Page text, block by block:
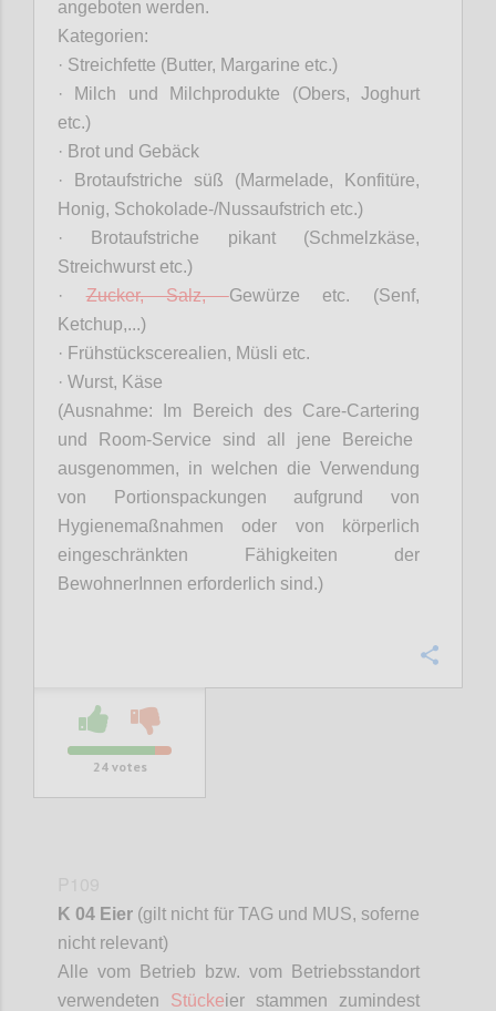
angeboten werden.
Kategorien:
· Streichfette (Butter, Margarine etc.)
· Milch und Milchprodukte (Obers, Joghurt
etc.)
· Brot und Gebäck
· Brotaufstriche süß (Marmelade, Konfitüre,
Honig, Schokolade-/Nussaufstrich etc.)
· Brotaufstriche pikant (Schmelzkäse,
Streichwurst etc.)
·Zucker, Salz,Gewürze etc. (Senf,
Ketchup,...)
· Frühstückscerealien, Müsli etc.
· Wurst, Käse
(Ausnahme: Im Bereich des Care-Cartering
und
Room-Service sind all jene Bereiche
ausgenommen, in welchen die Verwendung
von Portionspackungen aufgrund von
Hygienemaßnahmen oder von körperlich
eingeschränkten Fähigkeiten der
BewohnerInnen erforderlich sind.)
24votes
K 04 Eier (gilt nicht für TAG und MUS, soferne
nicht relevant)
Alle vom Betrieb bzw. vom Betriebsstandort
verwendeten Stückeier stammen zumindest